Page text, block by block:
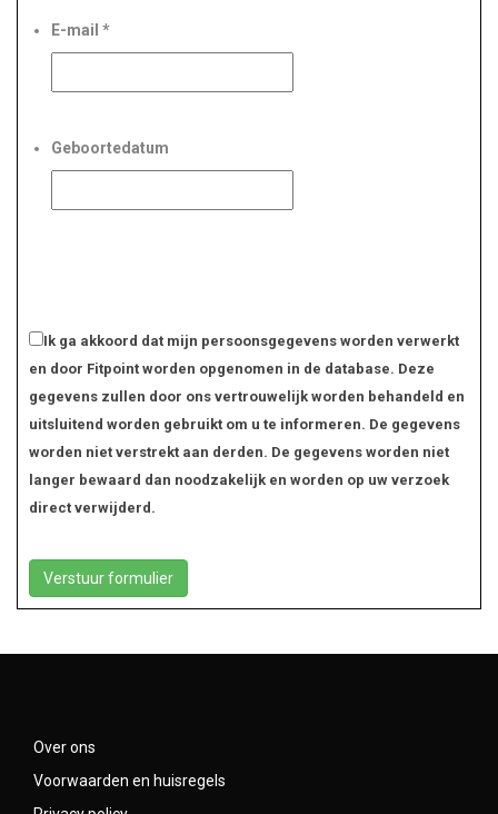
E-mail *
Geboortedatum
Ik ga akkoord dat mijn persoonsgegevens worden verwerkt
en door Fitpoint worden opgenomen in de database. Deze
gegevens zullen door ons vertrouwelijk worden behandeld en
uitsluitend worden gebruikt om u te informeren. De gegevens
worden niet verstrekt aan derden. De gegevens worden niet
langer bewaard dan noodzakelijk en worden op uw verzoek
direct verwijderd.
Over ons
Voorwaarden en huisregels